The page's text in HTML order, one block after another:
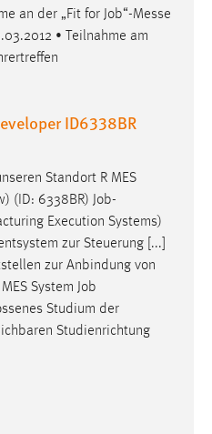
an der „Fit for Job“-Messe
• Teilnahme am
ID6338BR
Standort R MES
(ID: 6338BR) Job-
Execution Systems)
zur Steuerung [...]
zur Anbindung von
System Job
Studium der
Studienrichtung